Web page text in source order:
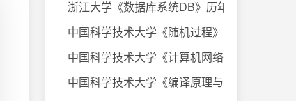
浙江大学《数据库系统DB》历年试卷
中国科学技术大学《随机过程》近几
中国科学技术大学《计算机网络》课
中国科学技术大学《编译原理与技术